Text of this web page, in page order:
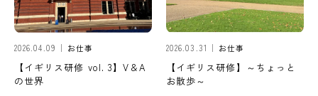
2026.04.09 お仕事
【イギリス研修 vol. 3】V＆A
の世界
2026.03.31 お仕事
【イギリス研修】～ちょっと
お散歩～